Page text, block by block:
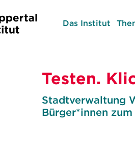
Das Institut
Testen.
Stadtverwaltung
Bürger*innen